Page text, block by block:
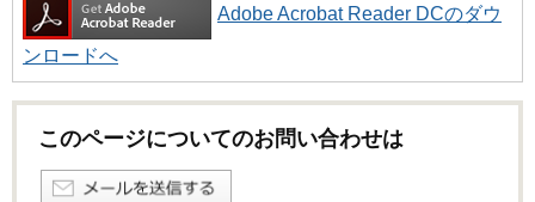
Adobe Acrobat Reader DCのダウ
ンロードへ
このページについてのお問い合わせは